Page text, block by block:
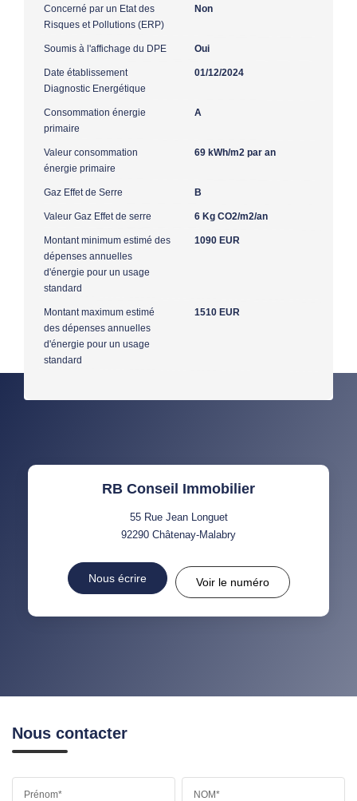
Concerné par un Etat des
Risques et Pollutions (ERP)
Non
Soumis à l'affichage du DPE Oui
Date établissement
Diagnostic Energétique
01/12/2024
Consommation énergie
primaire
A
Valeur consommation
énergie primaire
69 kWh/m2 par an
Gaz Effet de Serre B
Valeur Gaz Effet de serre 6 Kg CO2/m2/an
Montant minimum estimé des
dépenses annuelles
d'énergie pour un usage
standard
1090 EUR
Montant maximum estimé
des dépenses annuelles
d'énergie pour un usage
standard
1510 EUR
RB Conseil Immobilier
55 Rue Jean Longuet
92290 Châtenay-Malabry
Nous écrire Voir le numéro
Nous contacter
Prénom* NOM*